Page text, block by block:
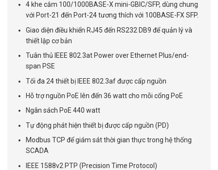
4 khe cắm 100/1000BASE-X mini-GBIC/SFP, dùng chung
với Port-21 đến Port-24 tương thích với 100BASE-FX SFP.
Giao diện điều khiển RJ45 đến RS232 DB9 để quản lý và
thiết lập cơ bản
Tuân thủ IEEE 802.3at Power over Ethernet Plus/end-
span PSE
Tối đa 24 thiết bị IEEE 802.3af được cấp nguồn
Hỗ trợ nguồn PoE lên đến 36 watt cho mỗi cổng PoE
Ngân sách PoE 440 watt
Tự động phát hiện thiết bị được cấp nguồn (PD)
Modbus TCP để giám sát thời gian thực trong hệ thống
SCADA
IEEE 1588v2 PTP (Precision Time Protocol)